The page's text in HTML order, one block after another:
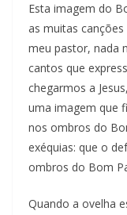
Esta imagem do
as muitas
meu pastor, nada
cantos que
chegarmos a
uma imagem que
nos ombros do
exéquias: que o
ombros do Bom
Quando a ovelha